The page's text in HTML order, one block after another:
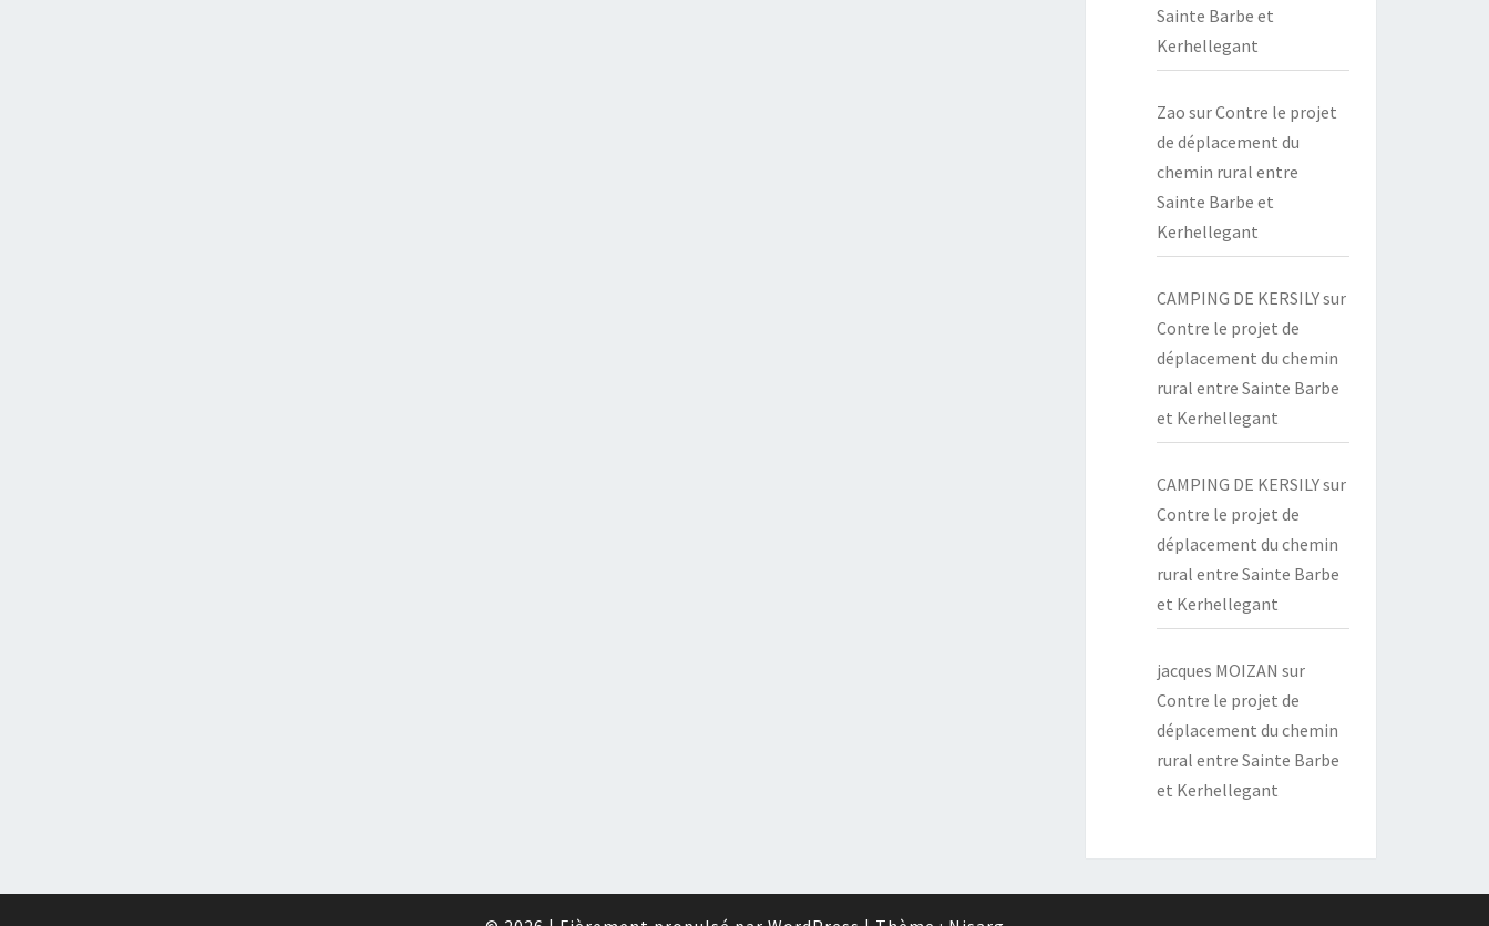
Sainte Barbe et
Kerhellegant
Zao surContre le projet
de déplacement du
chemin rural entre
Sainte Barbe et
Kerhellegant
CAMPING DE KERSILYsur
Contre le projet de
déplacement du chemin
rural entre Sainte Barbe
et Kerhellegant
CAMPING DE KERSILYsur
Contre le projet de
déplacement du chemin
rural entre Sainte Barbe
et Kerhellegant
jacques MOIZAN sur
Contre le projet de
déplacement du chemin
rural entre Sainte Barbe
et Kerhellegant